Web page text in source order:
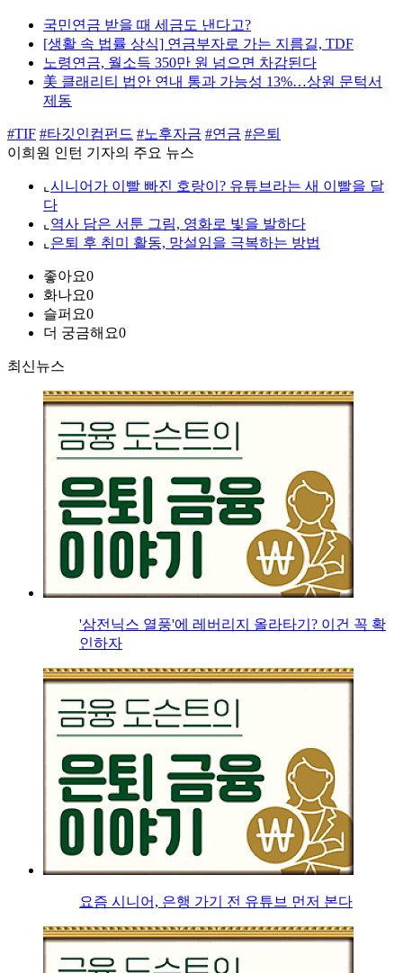
국민연금 받을 때 세금도 낸다고?
[생활 속 법률 상식] 연금부자로 가는 지름길, TDF
노령연금, 월소득 350만 원 넘으면 차감된다
美 클래리티 법안 연내 통과 가능성 13%…상원 문턱서
제동
#TIF #타깃인컴펀드 #노후자금 #연금 #은퇴
이희원 인턴 기자의 주요 뉴스
⌞ 시니어가 이빨 빠진 호랑이? 유튜브라는 새 이빨을 달
다
⌞ 역사 담은 서툰 그림, 영화로 빛을 발하다
⌞ 은퇴 후 취미 활동, 망설임을 극복하는 방법
좋아요0
화나요0
슬퍼요0
더 궁금해요0
최신뉴스
'삼전닉스 열풍'에 레버리지 올라타기? 이건 꼭 확
인하자
요즘 시니어, 은행 가기 전 유튜브 먼저 본다